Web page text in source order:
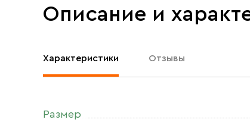
Описание и
Характеристики Отзывы
Размер